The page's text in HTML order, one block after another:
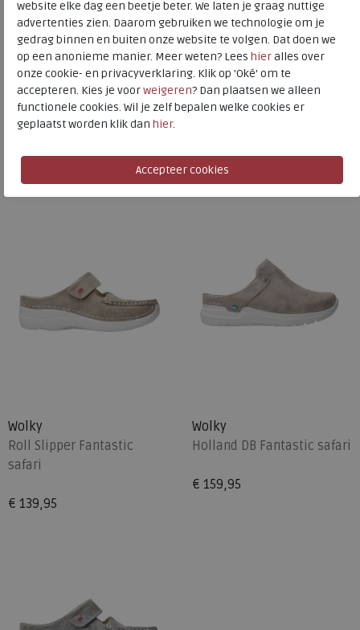
Toon alles vanWolky
Naar alleslippers
Naar alleWolky slippers
Is dit iets voor u?
Wolky
Roll Slipper Fantastic
safari
€ 139,95
Wolky
Holland DB Fantastic safari
€ 159,95
website elke dag een beetje beter. We laten je graag nuttige
advertenties zien. Daarom gebruiken we technologie om je
gedrag binnen en buiten onze website te volgen. Dat doen we
op een anonieme manier. Meer weten? Lees hieralles over
onze cookie- en privacyverklaring. Klik op 'Oké' om te
accepteren. Kies je voorweigeren? Dan plaatsen we alleen
functionele cookies. Wil je zelf bepalen welke cookies er
geplaatst worden klik dan hier.